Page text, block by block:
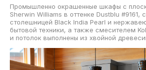
Промышленно окрашенные шкафы с
Sherwin Williams в оттенке Dustblu #9161,
столешницей Black India Pearl и
бытовой техники, а также смесителем
и потолок выполнены из хвойной